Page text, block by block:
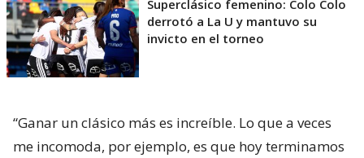
Superclásico femenino: Colo Colo
derrotó a La U y mantuvo su
invicto en el torneo
“Ganar un clásico más es increíble. Lo que a veces
me incomoda, por ejemplo, es que hoy terminamos